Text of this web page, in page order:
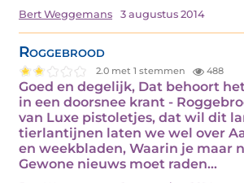
Bert Weggemans 3 augustus 2014
Roggebrood
2.0 met 1 stemmen 488
Goed en degelijk, Dat behoort
in een doorsnee krant -
van Luxe pistoletjes, dat wil dit
tierlantijnen laten we wel over
en weekbladen, Waarin je maar
Gewone nieuws moet raden…